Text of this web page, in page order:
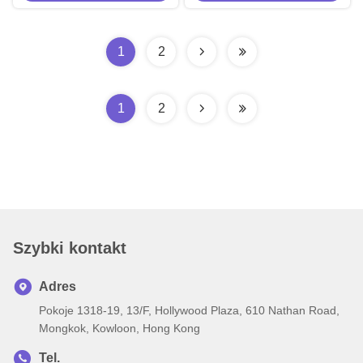
do zastosowań bezpieczeństwa
1 2
1 2
Szybki kontakt
Adres
Pokoje 1318-19, 13/F, Hollywood Plaza, 610 Nathan Road,
Mongkok, Kowloon, Hong Kong
Tel.